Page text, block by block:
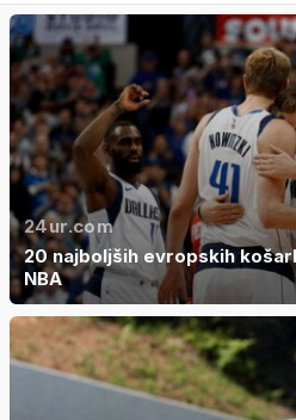
24ur.com
20 najboljših evropskih
NBA